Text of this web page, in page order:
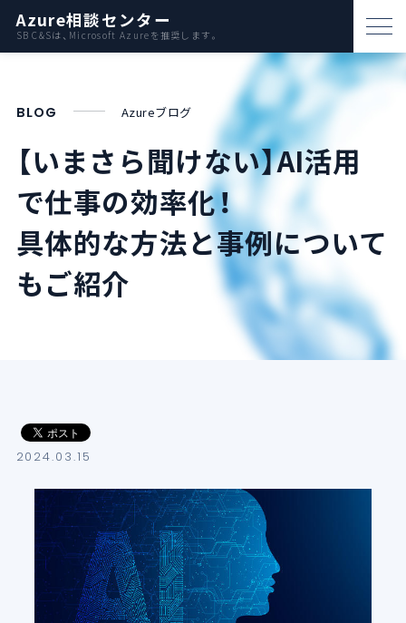
Azure相談センター
SB C&Sは、Microsoft Azureを推奨します。
パートナー支援
資料ダウンロード
お問い合わせ
Azureとは
AWS比較
ブログ
イベント・セミナー
よくある質問
BLOG Azureブログ
【いまさら聞けない】AI活用
で仕事の効率化！
具体的な方法と事例について
もご紹介
2024.03.15